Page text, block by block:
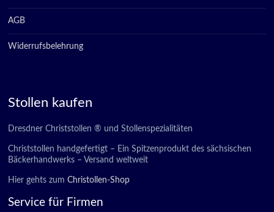
AGB
Widerrufsbelehrung
Stollen kaufen
Dresdner Christstollen ® und Stollenspezialitäten
Christstollen handgefertigt – Ein Spitzenprodukt des sächsischen
Bäckerhandwerks – Versand weltweit
Hier gehts zumChristollen-Shop
Service für Firmen